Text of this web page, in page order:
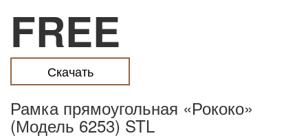
FREE
Скачать
Рамка прямоугольная «Рококо»
(Модель 6253) STL